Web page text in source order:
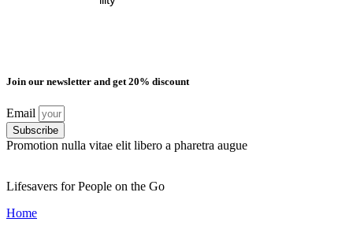
Join our newsletter and get 20% discount
Email
Subscribe
Promotion nulla vitae elit libero a pharetra augue
Lifesavers for People on the Go
Home